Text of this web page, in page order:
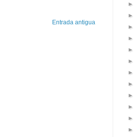
Entrada antigua
►
►
►
►
►
►
►
►
►
►
►
►